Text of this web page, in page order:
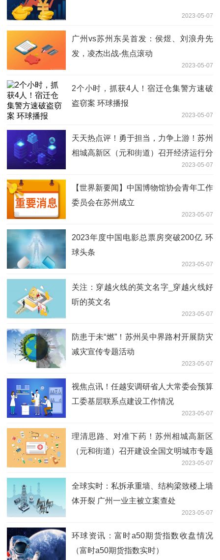
2023-05-07
广州vs苏州东吴首发：侯煜、刘浪舟先
发，凌杰出战-焦点滚动
2023-05-07
2个小时，抓获4人！宿迁仓集警方速破
盗窃案 环球播报
2023-05-07
天天热点评！勇于担当，力争上游！苏州
相城高新区（元和街道）召开经济运行分
2023-05-07
【世界新要闻】中国博物馆协会青年工作
委员会在苏州成立
2023-05-07
2023年度中国电影总票房突破200亿 环
球头条
2023-05-07
关注：穿越火线的英文名字_穿越火线好
听的英文名
2023-05-07
防患于未“燃”！苏州吴中界路村开展防灾
减灾宣传专题活动
2023-05-07
视焦点讯！任越安调研省人大常委会预算
工委基层联系点建设工作情况
2023-05-07
理清思路、对准下药！苏州相城高新区
（元和街道）召开建设全国文明城市专题
2023-05-07
全球实时：私拆承重墙、结构梁致楼上墙
体开裂 广州一业主被立案查处
2023-05-07
环球资讯：富时a50期货指数收盘情况
（富时a50期货指数实时）